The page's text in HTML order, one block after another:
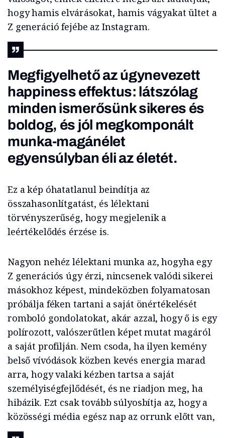
hogy hamis elvárásokat, hamis vágyakat ültet a
Z generáció fejébe az Instagram.
Megfigyelhető az úgynevezett
happiness effektus: látszólag
minden ismerősünk sikeres és
boldog, és jól megkomponált
munka-magánélet
egyensúlyban éli az életét.
Ez a kép óhatatlanul beindítja az
összahasonlítgatást, és lélektani
törvényszerűség, hogy megjelenik a
leértékelődés érzése is.
Nagyon nehéz lélektani munka az, hogyha egy
Z generációs úgy érzi, nincsenek valódi sikerei
másokhoz képest, mindeközben folyamatosan
próbálja féken tartani a saját önértékelését
romboló gondolatokat, akár azzal, hogy ő is egy
polírozott, valószerűtlen képet mutat magáról
a saját profilján. Nem csoda, ha ilyen kemény
belső vívódások közben kevés energia marad
arra, hogy valaki kézben tartsa a saját
személyiségfejlődését, és ne riadjon meg, ha
hibázik. Ezt csak tovább súlyosbítja az, hogy a
közösségi média egész nap az orrunk előtt van,